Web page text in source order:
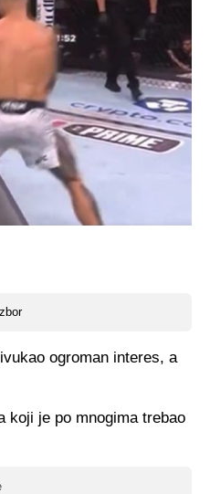
ogroman interes, a
koji je po mnogima trebao